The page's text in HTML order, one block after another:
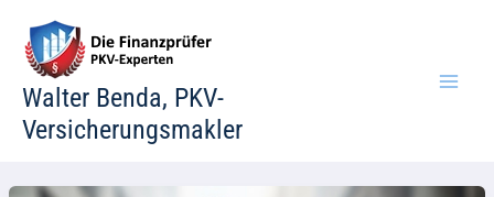
Inhalt
springen
Walter Benda, PKV-
Versicherungsmakler